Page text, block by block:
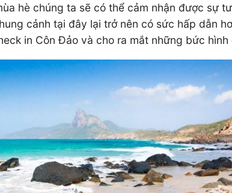
hè chúng ta sẽ có thể cảm nhận được sự
cảnh tại đây lại trở nên có sức hấp dẫn
in Côn Đảo và cho ra mắt những bức hình